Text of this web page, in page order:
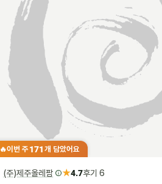
🔥이번 주171 개 담았어요
(주)제주올레팜 ★4.7후기 6